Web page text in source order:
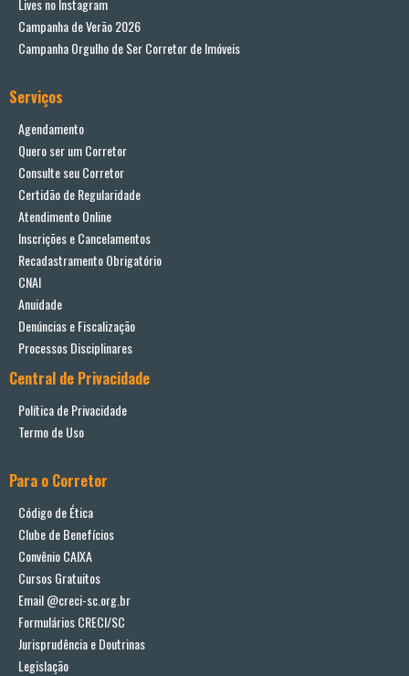
Campanha de Verão 2026
Campanha Orgulho de Ser Corretor de Imóveis
Serviços
Agendamento
Quero ser um Corretor
Consulte seu Corretor
Certidão de Regularidade
Atendimento Online
Inscrições e Cancelamentos
Recadastramento Obrigatório
CNAI
Anuidade
Denúncias e Fiscalização
Processos Disciplinares
Central de Privacidade
Política de Privacidade
Termo de Uso
Para o Corretor
Código de Ética
Clube de Benefícios
Convênio CAIXA
Cursos Gratuitos
Email @creci-sc.org.br
Formulários CRECI/SC
Jurisprudência e Doutrinas
Legislação